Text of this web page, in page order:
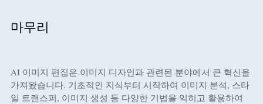
마무리
AI 이미지 편집은 이미지 디자인과 관련된 분야에서 큰 혁신을
가져왔습니다. 기초적인 지식부터 시작하여 이미지 분석, 스타
일 트랜스퍼, 이미지 생성 등 다양한 기법을 익히고 활용하여